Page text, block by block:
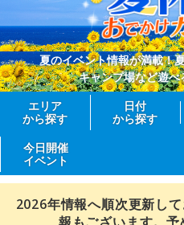
夏のイベント情報が満載！
キャンプ場など遊
エリア
から探す
日付
から探す
今日開催
イベント
2026年情報へ順次更新し